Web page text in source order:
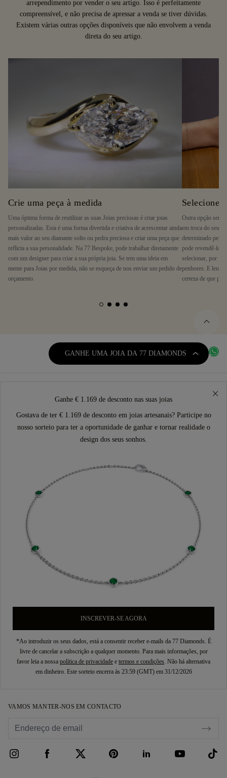
coloridos, por outro lado, não têm um preço de mercado.
Os comerciantes de diamantes irão, muito provavelmente, acompanhar
essas flutuações e oferecer-lhe-ão um preço que reflita os preços atuais
arrependimento por vender o seu artigo. Isso é perfeitamente
compreensível, e não precisa de apressar a venda se tiver dúvidas.
Existem várias outras opções disponíveis que não envolvem a venda
direta do seu artigo.
Crie uma peça à medida
Uma óptima forma de reutilizar as suas Joias preciosas é criar joias
personalizadas. Esta é uma forma divertida e criativa de acrescentar ainda
mais valor ao seu diamante solto ou pedra preciosa e criar uma peça que
reflicta a sua personalidade. Na 77 Bespoke, pode trabalhar diretamente
com um designer para criar a sua própria joia. Se tem uma ideia em
mente para Joias por medida, não se esqueça de nos enviar um pedido de
orçamento.
Selecione
Outra opção seria
em troca do seu
determinado
pode revendê-lo.
selecionar, por
penhores. E
certeza de que
GANHE UMA JOIA DA 77 DIAMONDS
Ganhe € 1.169 de desconto nas suas joias
Gostava de ter € 1.169 de desconto em joias artesanais? Participe no
nosso sorteio para ter a oportunidade de ganhar e tornar realidade o
design dos seus sonhos.
INSCREVER-SE AGORA
*Ao introduzir os seus dados, está a consentir receber e-mails da 77 Diamonds. É
livre de cancelar a subscrição a qualquer momento. Para mais informações, por
favor leia a nossa política de privacidade e termos e condições. Não há alternativa
em dinheiro. Este sorteio encerra às 23:59 (GMT) em 31/12/2026
VAMOS MANTER-NOS EM CONTACTO